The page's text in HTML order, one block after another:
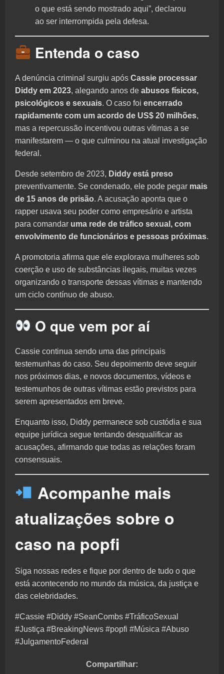
o que está sendo mostrado aqui”, declarou
ao ser interrompida pela defesa.
Entenda o caso
A denúncia criminal surgiu após Cassie processar
Diddy em 2023, alegando anos de abusos físicos,
psicológicos e sexuais. O caso foi encerrado
rapidamente com um acordo de US$ 20 milhões,
mas a repercussão incentivou outras vítimas a se
manifestarem — o que culminou na atual investigação
federal.
Desde setembro de 2023, Diddy está preso
preventivamente. Se condenado, ele pode pegar mais
de 15 anos de prisão. A acusação aponta que o
rapper usava seu poder como empresário e artista
para comandar uma rede de tráfico sexual, com
envolvimento de funcionários e pessoas próximas.
A promotoria afirma que ele explorava mulheres sob
coerção e uso de substâncias ilegais, muitas vezes
organizando o transporte dessas vítimas e mantendo
um ciclo contínuo de abuso.
O que vem por aí
Cassie continua sendo uma das principais
testemunhas do caso. Seu depoimento deve seguir
nos próximos dias, e novos documentos, vídeos e
testemunhos de outras vítimas estão previstos para
serem apresentados em breve.
Enquanto isso, Diddy permanece sob custódia e sua
equipe jurídica segue tentando desqualificar as
acusações, afirmando que todas as relações foram
consensuais.
Acompanhe mais
atualizações sobre o
caso na popfi
Siga nossas redes e fique por dentro de tudo o que
está acontecendo no mundo da música, da justiça e
das celebridades.
#Cassie #Diddy #SeanCombs #TráficoSexual
#Justiça #BreakingNews #popfi #Música #Abuso
#JulgamentoFederal
Compartilhar: